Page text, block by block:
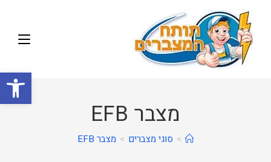
מצבר EFB
> סוגי מצברים > מצבר EFB